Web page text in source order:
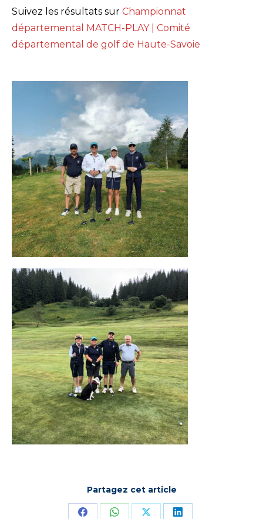
Suivez les résultats sur Championnat
départemental MATCH-PLAY | Comité
départemental de golf de Haute-Savoie
Partagez cet article